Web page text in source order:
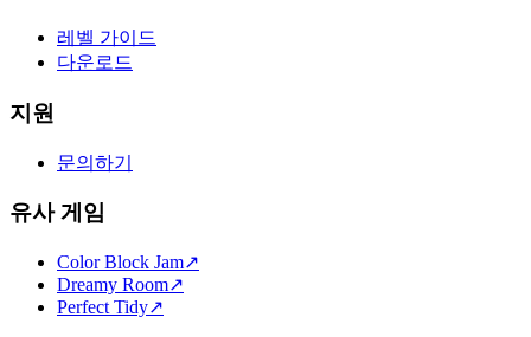
레벨 가이드
다운로드
지원
문의하기
유사 게임
Color Block Jam↗️
Dreamy Room↗️
Perfect Tidy↗️